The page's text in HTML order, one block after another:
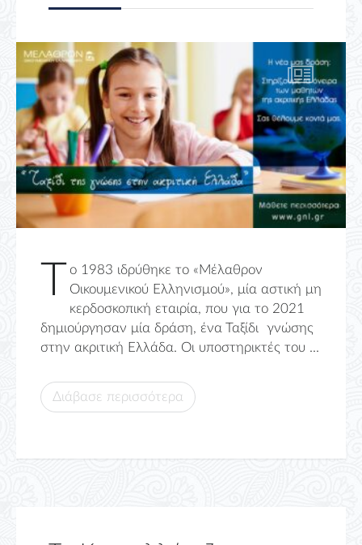
T o 1983 ιδρύθηκε το «Μέλαθρον
Οικουμενικού Ελληνισμού», μία αστική μη
κερδοσκοπική εταιρία, που για το 2021
δημιούργησαν μία δράση, ένα Ταξίδι γνώσης
στην ακριτική Ελλάδα. Οι υποστηρικτές του ...
Διάβασε περισσότερα